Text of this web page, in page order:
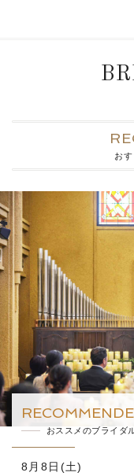
お
おススメのブライダ
8月8日(土)